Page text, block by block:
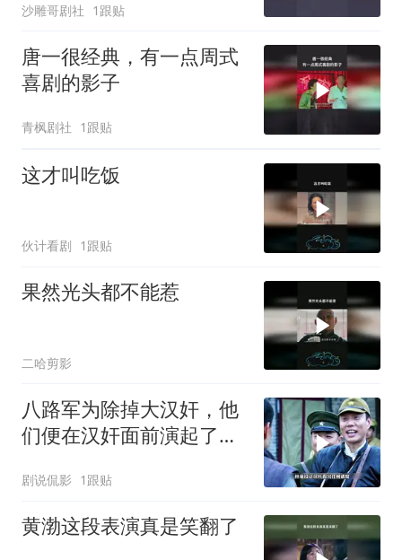
沙雕哥剧社 1跟贴
唐一很经典，有一点周式
喜剧的影子
青枫剧社 1跟贴
这才叫吃饭
伙计看剧 1跟贴
果然光头都不能惹
二哈剪影
八路军为除掉大汉奸，他
们便在汉奸面前演起了双
剧说侃影 1跟贴
黄渤这段表演真是笑翻了